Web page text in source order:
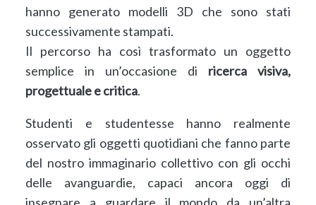
hanno generato modelli 3D che sono stati
successivamente stampati.
Il percorso ha così trasformato un oggetto
semplice in un’occasione di ricerca visiva,
progettuale e critica.
Studenti e studentesse hanno realmente
osservato gli oggetti quotidiani che fanno parte
del nostro immaginario collettivo con gli occhi
delle avanguardie, capaci ancora oggi di